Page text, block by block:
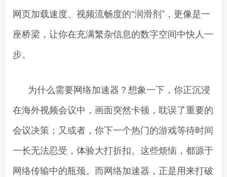
网页加载速度、视频流畅度的“润滑剂”，更像是一
座桥梁，让你在充满繁杂信息的数字空间中快人一
步。
为什么需要网络加速器？想象一下，你正沉浸
在海外视频会议中，画面突然卡顿，耽误了重要的
会议决策；又或者，你下一个热门的游戏等待时间
一长无法忍受，体验大打折扣。这些烦恼，都源于
网络传输中的瓶颈。而网络加速器，正是用来打破